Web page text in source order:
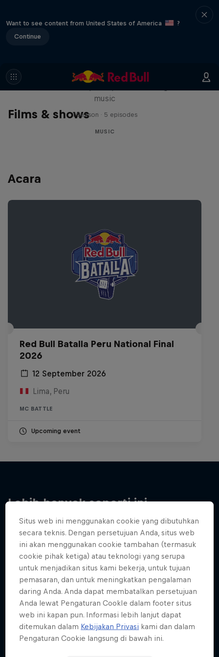
Want to see content from United States of America
?
Continue
Films & shows
Diggin' in the Carts
music
1 Season · 5 episodes
MUSIC
Acara
Red Bull Batalla Peru National Final
2026
12 September 2026
Lima, Peru
MC BATTLE
Upcoming event
Lebih banyak seperti ini
Situs web ini menggunakan cookie yang dibutuhkan
secara teknis. Dengan persetujuan Anda, situs web
ini akan menggunakan cookie tambahan (termasuk
cookie pihak ketiga) atau teknologi yang serupa
untuk menjadikan situs kami bekerja, untuk tujuan
pemasaran, dan untuk meningkatkan pengalaman
daring Anda. Anda dapat membatalkan persetujuan
Anda lewat Pengaturan CookIe dalam footer situs
web ini kapan pun. Informasi lebih lanjut dapat
ditemukan dalam Kebijakan Privasi kami dan dalam
Pengaturan Cookie langsung di bawah ini.